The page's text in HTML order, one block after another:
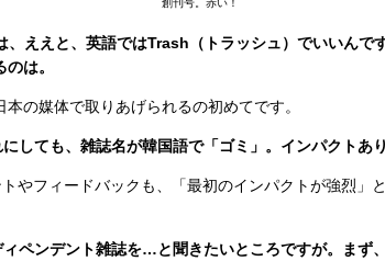
創刊号。赤い！
、ええと、英語ではTrash（トラッシュ）でいいんで
は。
の媒体で取りあげられるの初めてです。
しても、雑誌名が韓国語で「ゴミ」。インパクトあり
やフィードバックも、「最初のインパクトが強烈」
ペンデント雑誌を…と聞きたいところですが。まず